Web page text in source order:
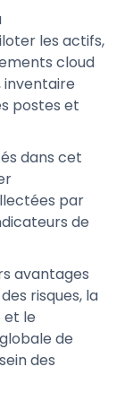
les actifs,
cloud
inventaire
postes et
dans cet
par
de
avantages
risques, la
et le
de
des